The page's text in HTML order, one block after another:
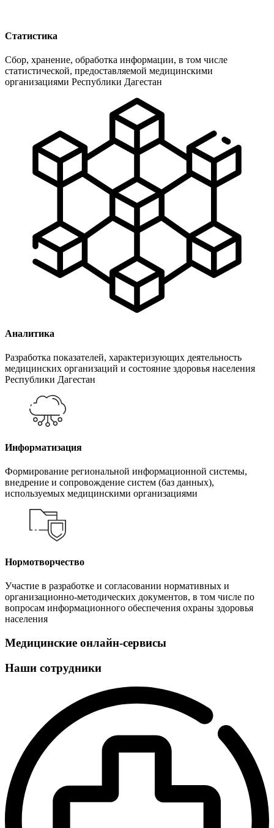
Статистика
Сбор, хранение, обработка информации, в том числе
статистической, предоставляемой медицинскими
организациями Республики Дагестан
Аналитика
Разработка показателей, характеризующих деятельность
медицинских организаций и состояние здоровья населения
Республики Дагестан
Информатизация
Формирование региональной информационной системы,
внедрение и сопровождение систем (баз данных),
используемых медицинскими организациями
Нормотворчество
Участие в разработке и согласовании нормативных и
организационно-методических документов, в том числе по
вопросам информационного обеспечения охраны здоровья
населения
Медицинские онлайн-сервисы
Наши сотрудники